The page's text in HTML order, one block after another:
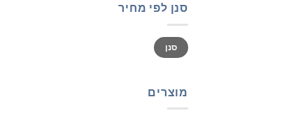
סנן לפי מחיר
מחיר
מינימלי
מחיר
מקסימלי
סנן
מוצרים